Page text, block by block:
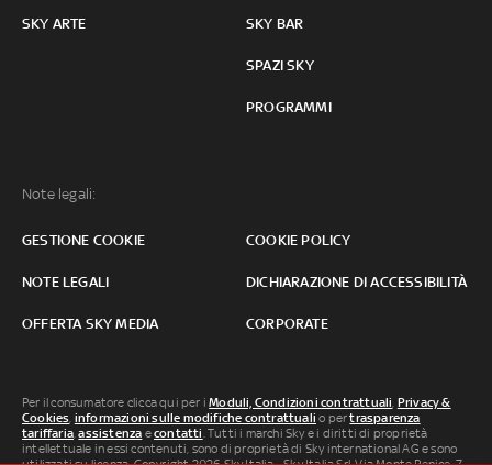
SKY ARTE SKY BAR
SPAZI SKY
PROGRAMMI
Note legali:
GESTIONE COOKIE COOKIE POLICY
NOTE LEGALI DICHIARAZIONE DI ACCESSIBILITÀ
OFFERTA SKY MEDIA CORPORATE
Per il consumatore clicca qui per iModuli, Condizioni contrattuali, Privacy &
Cookies, informazioni sulle modifiche contrattuali o pertrasparenza
tariffaria,assistenza econtatti. Tutti i marchi Sky e i diritti di proprietà
intellettuale in essi contenuti, sono di proprietà di Sky international AG e sono